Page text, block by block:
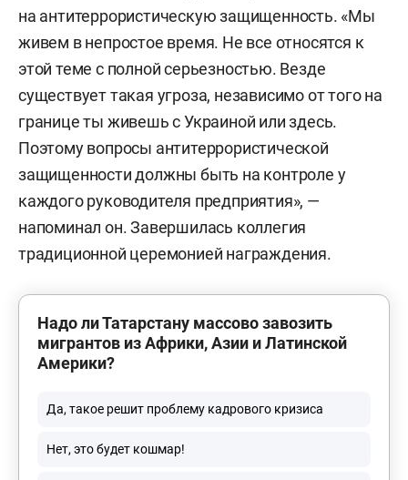
на антитеррористическую защищенность. «Мы
живем в непростое время. Не все относятся к
этой теме с полной серьезностью. Везде
существует такая угроза, независимо от того на
границе ты живешь с Украиной или здесь.
Поэтому вопросы антитеррористической
защищенности должны быть на контроле у
каждого руководителя предприятия», —
напоминал он. Завершилась коллегия
традиционной церемонией награждения.
Надо ли Татарстану массово завозить
мигрантов из Африки, Азии и Латинской
Америки?
Да, такое решит проблему кадрового кризиса
Нет, это будет кошмар!